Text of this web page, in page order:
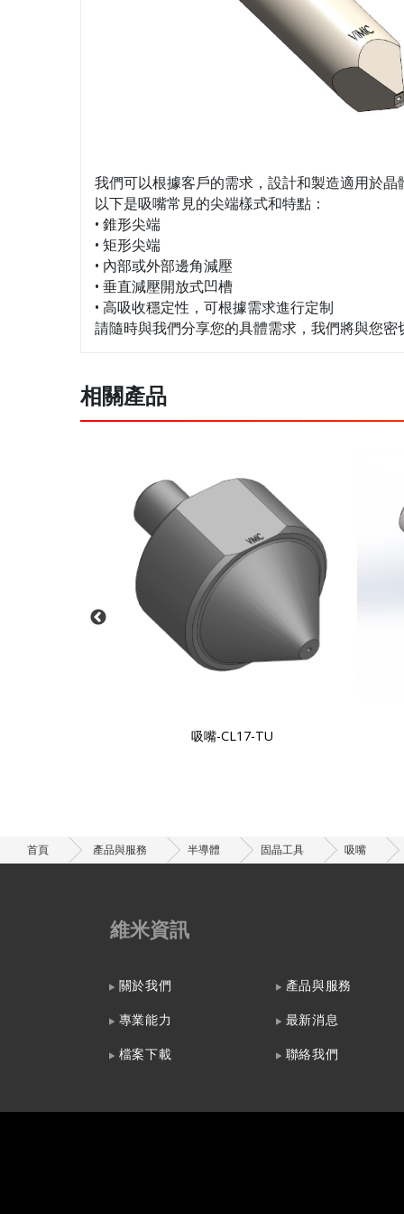
我們可以根據客戶的需求，設計和製造適用於
以下是吸嘴常見的尖端樣式和特點：
• 錐形尖端
• 矩形尖端
• 內部或外部邊角減壓
• 垂直減壓開放式凹槽
• 高吸收穩定性，可根據需求進行定制
請隨時與我們分享您的具體需求，我們將與您
相關產品
吸嘴-CL17-TU
首頁 產品與服務 半導體 固晶工具 吸嘴
維米資訊
關於我們
產品與服務
專業能力
最新消息
檔案下載
聯絡我們